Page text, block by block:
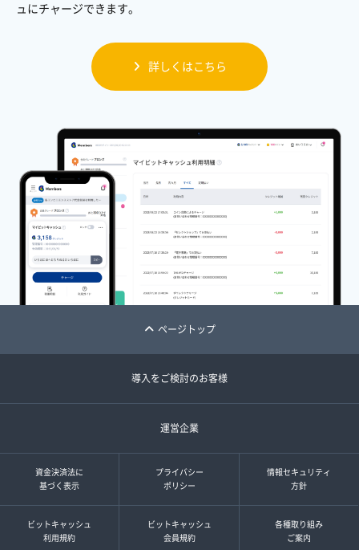
ュにチャージできます。
詳しくはこちら
ページトップ
導入をご検討のお客様
運営企業
資金決済法に
基づく表示
プライバシー
ポリシー
情報セキュリティ
方針
ビットキャッシュ
利用規約
ビットキャッシュ
会員規約
各種取り組み
ご案内